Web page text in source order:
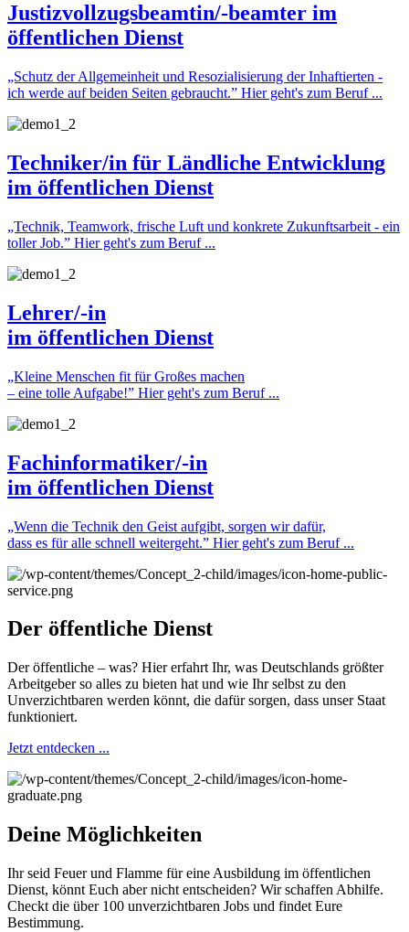
Justizvollzugsbeamtin/-beamter im
öffentlichen Dienst
„Schutz der Allgemeinheit und Resozialisierung der Inhaftierten -
ich werde auf beiden Seiten gebraucht.” Hier geht's zum Beruf ...
Techniker/in für Ländliche Entwicklung
im öffentlichen Dienst
„Technik, Teamwork, frische Luft und konkrete Zukunftsarbeit - ein
toller Job.” Hier geht's zum Beruf ...
Lehrer/-in
im öffentlichen Dienst
„Kleine Menschen fit für Großes machen
– eine tolle Aufgabe!” Hier geht's zum Beruf ...
Fachinformatiker/-in
im öffentlichen Dienst
„Wenn die Technik den Geist aufgibt, sorgen wir dafür,
dass es für alle schnell weitergeht.” Hier geht's zum Beruf ...
Der öffentliche Dienst
Der öffentliche – was? Hier erfahrt Ihr, was Deutschlands größter
Arbeitgeber so alles zu bieten hat und wie Ihr selbst zu den
Unverzichtbaren werden könnt, die dafür sorgen, dass unser Staat
funktioniert.
Jetzt entdecken ...
Deine Möglichkeiten
Ihr seid Feuer und Flamme für eine Ausbildung im öffentlichen
Dienst, könnt Euch aber nicht entscheiden? Wir schaffen Abhilfe.
Checkt die über 100 unverzichtbaren Jobs und findet Eure
Bestimmung.